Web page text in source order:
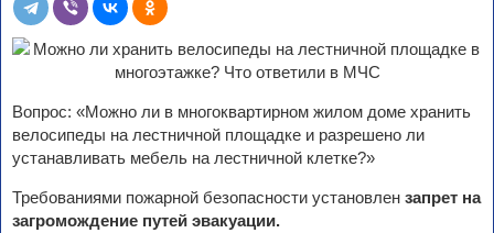
Вопрос: «Можно ли в многоквартирном жилом доме хранить
велосипеды на лестничной площадке и разрешено ли
устанавливать мебель на лестничной клетке?»
Требованиями пожарной безопасности установлен запрет на
загромождение путей эвакуации.